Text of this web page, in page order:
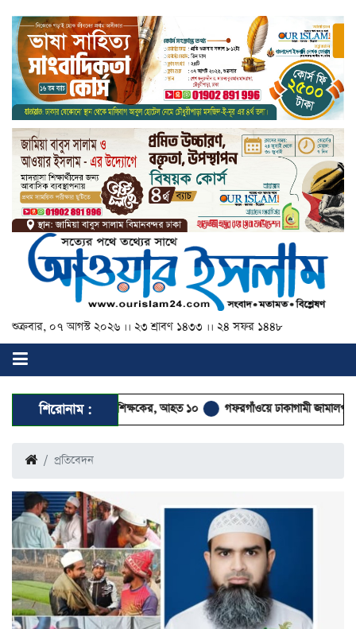
শুক্রবার, ০৭ আগস্ট ২০২৬ ।। ২৩ শ্রাবণ ১৪৩৩ ।। ২৪ সফর ১৪৪৮
শিরোনাম :
গেল শিক্ষকের, আহত ১০ গফরগাঁওয়ে ঢাকাগামী জামালপুর কমিউটারের ৫ বগি
প্রতিবেদন